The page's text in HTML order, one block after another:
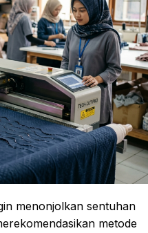
menonjolkan sentuhan
metode